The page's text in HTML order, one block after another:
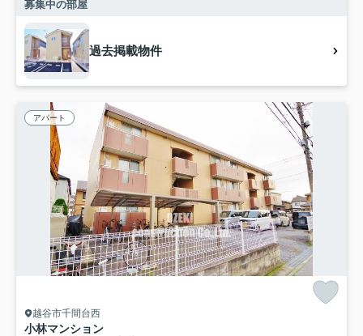
募集中の部屋
過去掲載物件
アパート
越谷市千間台西
小林マンション